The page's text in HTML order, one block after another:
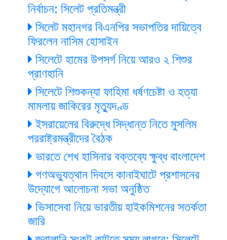
নির্বাচন: সিলেট প্রতিমন্ত্রী
সিলেট মহানগর বিএনপির সভাপতির দায়িত্বে
ফিরলেন নাসিম হোসাইন
সিলেটে হামের উপসর্গ নিয়ে আরও ২ শিশুর
প্রাণহানি
সিলেটে শিশুকন্যা ফাহিমা ধর্ষণচেষ্টা ও হত্যা
মামলায় জাকিরের মৃত্যুদণ্ড
ইসরায়েলের বিরুদ্ধে সিদ্ধান্ত নিতে মুসলিম
পররাষ্ট্রমন্ত্রীদের বৈঠক
ভারতে শেখ হাসিনার বক্তব্যে ক্ষুব্ধ বাংলাদেশ
গণঅভ্যুত্থান দিবসে কানাইঘাটে প্রশাসনের
উদ্যোগে আলোচনা সভা অনুষ্ঠিত
ভিসাসেবা নিয়ে ভারতীয় হাইকমিশনের সতর্কতা
জারি